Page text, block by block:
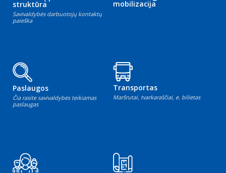
struktūra
Savivaldybės darbuotojų kontaktų
paieška
mobilizacija
Paslaugos
Čia rasite savivaldybės teikiamas
paslaugas
Transportas
Maršrutai, tvarkaraščiai, e. bilietas